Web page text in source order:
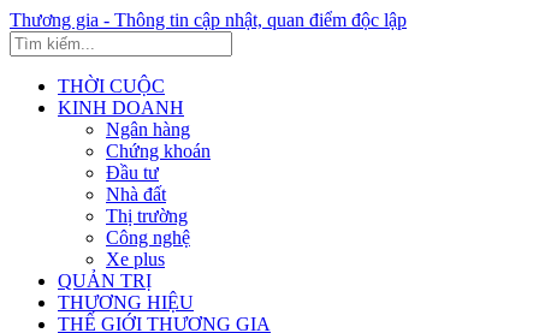
Thương gia - Thông tin cập nhật, quan điểm độc lập
THỜI CUỘC
KINH DOANH
Ngân hàng
Chứng khoán
Đầu tư
Nhà đất
Thị trường
Công nghệ
Xe plus
QUẢN TRỊ
THƯƠNG HIỆU
THẾ GIỚI THƯƠNG GIA